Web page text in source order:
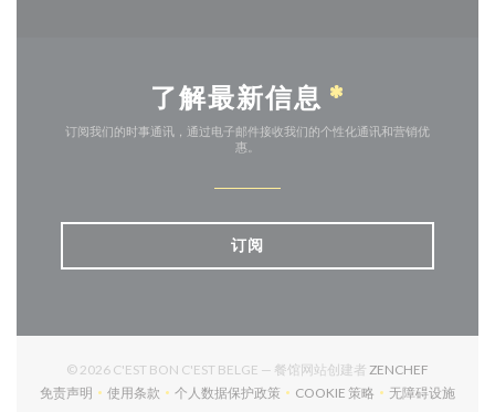
了解最新信息 *
订阅我们的时事通讯，通过电子邮件接收我们的个性化通讯和营销优
惠。
订阅
© 2026 C'EST BON C'EST BELGE — 餐馆网站创建者 ZENCHEF
免责声明
((在新窗口中打开))
使用条款
((在新窗口中打开))
个人数据保护政策
((在新窗口中打开))
COOKIE 策略
((在新窗口中打开))
无障碍设施
((在新窗口